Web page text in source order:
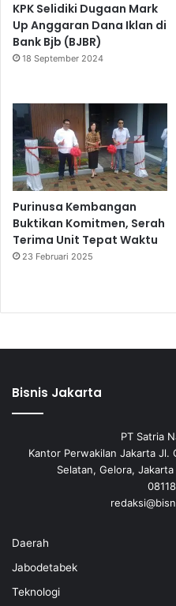
KPK Selidiki Dugaan Mark
Up Anggaran Dana Iklan di
Bank Bjb (BJBR)
18 September 2024
Purinusa Kembangan
Buktikan Komitmen, Serah
Terima Unit Tepat Waktu
23 Februari 2025
Bisnis Jakarta
PT Satria
Kantor Perwakilan Jakarta Jl.
Selatan, Gelora,
Daerah
Jabodetabek
Teknologi